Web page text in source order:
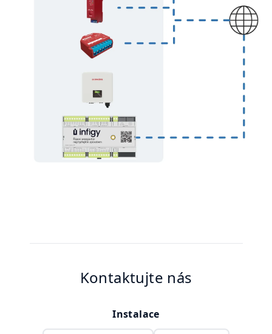
Kontaktujte nás
Instalace